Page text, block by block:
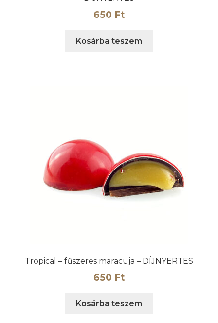
650 Ft
Kosárba teszem
Tropical – fűszeres maracuja – DÍJNYERTES
650 Ft
Kosárba teszem